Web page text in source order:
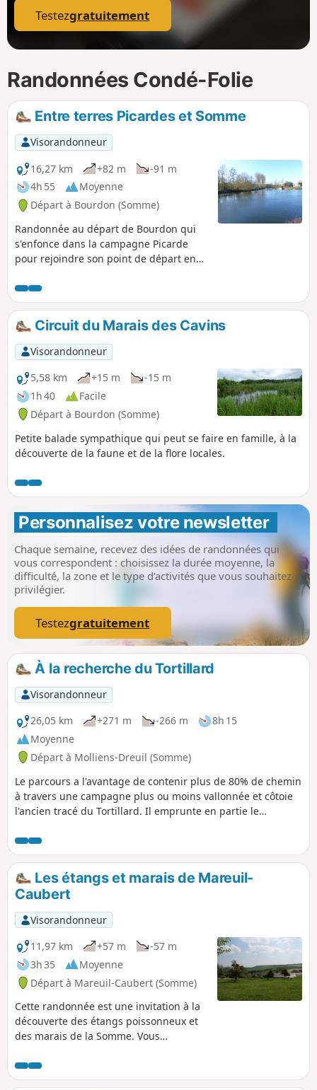
Testezgratuitement
Randonnées Condé-Folie
Entre terres Picardes et Somme
Visorandonneur
16,27 km
+82 m
-91 m
4h 55
Moyenne
Départ à Bourdon (Somme)
Randonnée au départ de Bourdon qui
s'enfonce dans la campagne Picarde
pour rejoindre son point de départ en
Circuit du Marais des Cavins
Visorandonneur
5,58 km
+15 m
-15 m
1h 40
Facile
Départ à Bourdon (Somme)
Petite balade sympathique qui peut se faire en famille, à la
découverte de la faune et de la flore locales.
Personnalisez votre newsletter
Chaque semaine, recevez des idées de randonnées qui
vous correspondent : choisissez la durée moyenne, la
difficulté, la zone et le type d’activités que vous souhaitez
privilégier.
Testezgratuitement
À la recherche du Tortillard
Visorandonneur
26,05 km
+271 m -266 m
8h 15
Moyenne
Départ à Molliens-Dreuil (Somme)
Le parcours a l'avantage de contenir plus de 80% de chemin
à travers une campagne plus ou moins vallonnée et côtoie
l'ancien tracé du Tortillard. Il emprunte en partie le
Les étangs et marais de Mareuil-
Caubert
Visorandonneur
11,97 km
+57 m
-57 m
3h 35
Moyenne
Départ à Mareuil-Caubert (Somme)
Cette randonnée est une invitation à la
découverte des étangs poissonneux et
des marais de la Somme. Vous
la flore (fritillaire sauvage)
caractéristiques de la région.